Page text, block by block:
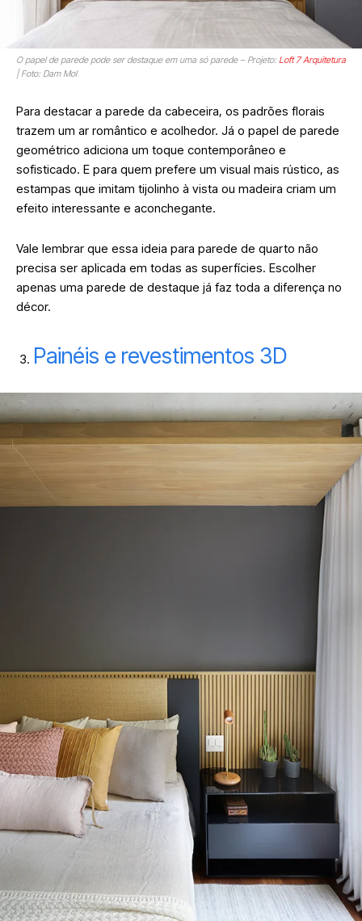
O papel de parede pode ser destaque em uma só parede – Projeto: Loft 7 Arquitetura
| Foto: Dam Mol
Para destacar a parede da cabeceira, os padrões florais
trazem um ar romântico e acolhedor. Já o papel de parede
geométrico adiciona um toque contemporâneo e
sofisticado. E para quem prefere um visual mais rústico, as
estampas que imitam tijolinho à vista ou madeira criam um
efeito interessante e aconchegante.
Vale lembrar que essa ideia para parede de quarto não
precisa ser aplicada em todas as superfícies. Escolher
apenas uma parede de destaque já faz toda a diferença no
décor.
Painéis e revestimentos 3D